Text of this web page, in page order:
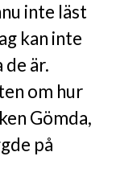
inte läst
kan inte
är.
om hur
Gömda,
på